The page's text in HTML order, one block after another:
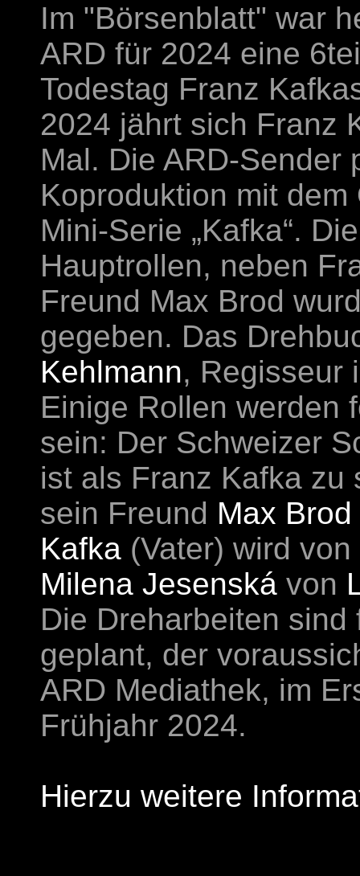
Im "Börsenblatt" war
ARD für 2024 eine
Todestag Franz
2024 jährt sich Franz
Mal. Die ARD-Sender
Koproduktion mit
Mini-Serie „Kafka“.
Hauptrollen, neben
Freund Max Brod
gegeben. Das
Kehlmann, Regisseur
Einige Rollen werden
sein: Der Schweizer
ist als Franz Kafka
sein Freund Max Brod
Kafka (Vater) wird von
Milena Jesenská von
Die Dreharbeiten
geplant, der
ARD Mediathek, im
Frühjahr 2024.
Hierzu weitere